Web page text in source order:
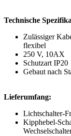
Technische
Zulässiger
flexibel
250 V, 10AX
Schutzart IP20
Gebaut nach
Lieferumfang:
Lichtschalter-
Kipphebel-